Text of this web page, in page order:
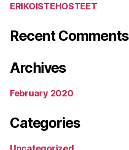
ERIKOISTEHOSTEET
Recent Comments
Archives
February 2020
Categories